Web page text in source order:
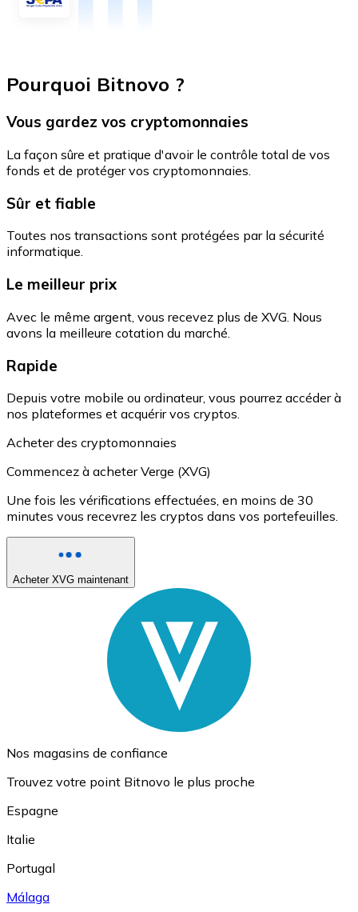
Pourquoi Bitnovo ?
Vous gardez vos cryptomonnaies
La façon sûre et pratique d'avoir le contrôle total de vos
fonds et de protéger vos cryptomonnaies.
Sûr et fiable
Toutes nos transactions sont protégées par la sécurité
informatique.
Le meilleur prix
Avec le même argent, vous recevez plus de XVG. Nous
avons la meilleure cotation du marché.
Rapide
Depuis votre mobile ou ordinateur, vous pourrez accéder à
nos plateformes et acquérir vos cryptos.
Acheter des cryptomonnaies
Commencez à acheter Verge (XVG)
Une fois les vérifications effectuées, en moins de 30
minutes vous recevrez les cryptos dans vos portefeuilles.
Acheter XVG maintenant
Nos magasins de confiance
Trouvez votre point Bitnovo le plus proche
Espagne
Italie
Portugal
Málaga